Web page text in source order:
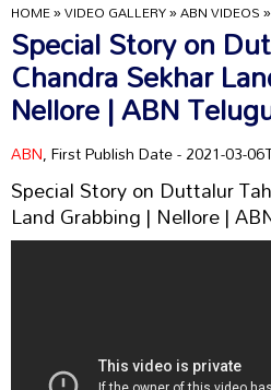
HOME»VIDEO GALLERY»ABN VIDEOS»
Special Story on
Chandra Sekhar
Nellore | ABN
ABN, First Publish Date - 2021-03-
Special Story on Duttalur
Land Grabbing | Nellore |